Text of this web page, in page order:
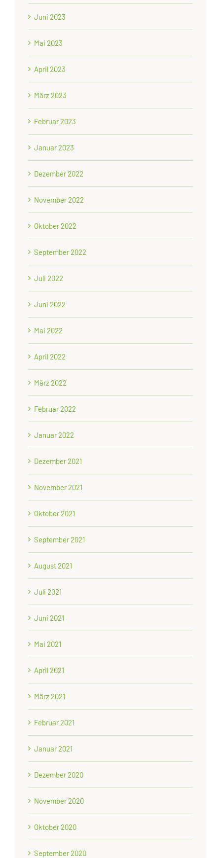
Juni 2023
Mai 2023
April 2023
März 2023
Februar 2023
Januar 2023
Dezember 2022
November 2022
Oktober 2022
September 2022
Juli 2022
Juni 2022
Mai 2022
April 2022
März 2022
Februar 2022
Januar 2022
Dezember 2021
November 2021
Oktober 2021
September 2021
August 2021
Juli 2021
Juni 2021
Mai 2021
April 2021
März 2021
Februar 2021
Januar 2021
Dezember 2020
November 2020
Oktober 2020
September 2020